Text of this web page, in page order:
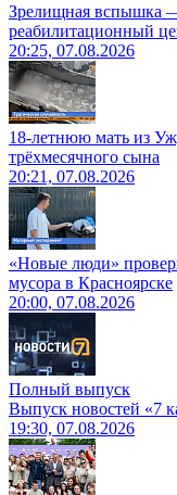
Зрелищная вспышка
реабилитационный
20:25, 07.08.2026
18-летнюю мать из
трёхмесячного сына
20:21, 07.08.2026
«Новые люди»
мусора в Красноярске
20:00, 07.08.2026
Полный выпуск
Выпуск новостей «7
19:30, 07.08.2026